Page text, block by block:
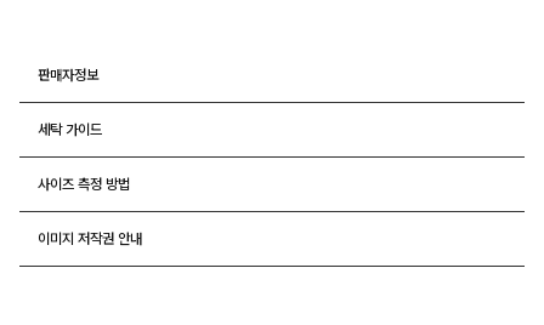
판매자정보
세탁 가이드
사이즈 측정 방법
이미지 저작권 안내